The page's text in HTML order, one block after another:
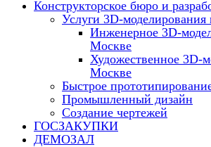
Конструкторское бюро и
Услуги 3D-
Инженерное 3D-
Москве
Художественное 3D-
Москве
Быстрое
Промышленный дизайн
Создание чертежей
ГОСЗАКУПКИ
ДЕМОЗАЛ